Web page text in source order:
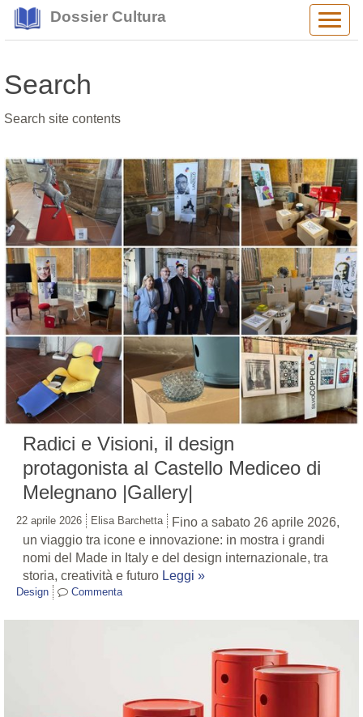
Dossier Cultura
Search
Search site contents
Radici e Visioni, il design
protagonista al Castello Mediceo di
Melegnano |Gallery|
22 aprile 2026 Elisa Barchetta
Fino a sabato 26 aprile 2026,
un viaggio tra icone e innovazione: in mostra i grandi
nomi del Made in Italy e del design internazionale, tra
storia, creatività e futuro Leggi »
Design Commenta